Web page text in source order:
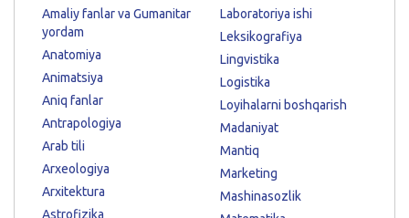
Amaliy fanlar va Gumanitar
yordam
Anatomiya
Animatsiya
Aniq fanlar
Antrapologiya
Arab tili
Arxeologiya
Arxitektura
Astrofizika
Laboratoriya ishi
Leksikografiya
Lingvistika
Logistika
Loyihalarni boshqarish
Madaniyat
Mantiq
Marketing
Mashinasozlik